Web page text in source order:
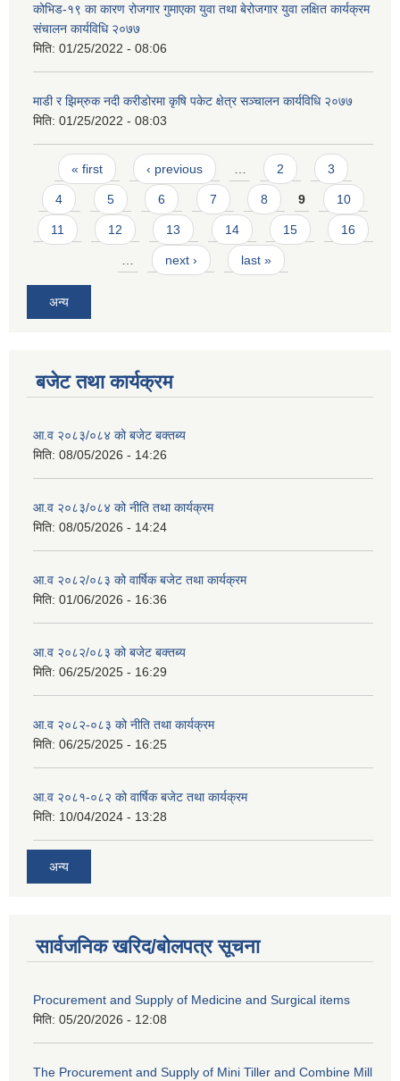
कोभिड-१९ का कारण रोजगार गुमाएका युवा तथा बेरोजगार युवा लक्षित कार्यक्रम
संचालन कार्यविधि २०७७
मिति: 01/25/2022 - 08:06
माडी र झिम्रुक नदी करीडोरमा कृषि पकेट क्षेत्र सञ्चालन कार्यविधि २०७७
मिति: 01/25/2022 - 08:03
Pages
« first ‹ previous … 2 3
4 5 6 7 8 9 10
11 12 13 14 15 16
… next › last »
अन्य
बजेट तथा कार्यक्रम
आ.व २०८३/०८४ को बजेट बक्तब्य
मिति: 08/05/2026 - 14:26
आ.व २०८३/०८४ को नीति तथा कार्यक्रम
मिति: 08/05/2026 - 14:24
आ.व २०८२/०८३ को वार्षिक बजेट तथा कार्यक्रम
मिति: 01/06/2026 - 16:36
आ.व २०८२/०८३ को बजेट बक्तब्य
मिति: 06/25/2025 - 16:29
आ.व २०८२-०८३ को नीति तथा कार्यक्रम
मिति: 06/25/2025 - 16:25
आ.व २०८१-०८२ को वार्षिक बजेट तथा कार्यक्रम
मिति: 10/04/2024 - 13:28
अन्य
सार्वजनिक खरिद/बोलपत्र सूचना
Procurement and Supply of Medicine and Surgical items
मिति: 05/20/2026 - 12:08
The Procurement and Supply of Mini Tiller and Combine Mill